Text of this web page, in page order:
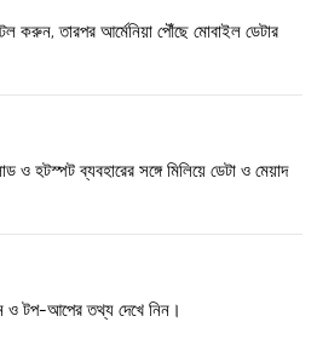
তারপর আর্মেনিয়া পৌঁছে মোবাইল ডেটার
ও হটস্পট ব্যবহারের সঙ্গে মিলিয়ে ডেটা ও মেয়াদ
ও টপ-আপের তথ্য দেখে নিন।